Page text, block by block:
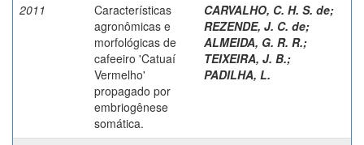
2011
Características
agronômicas e
morfológicas de
cafeeiro 'Catuaí
Vermelho'
propagado por
embriogênese
somática.
CARVALHO, C. H. S. de;
REZENDE, J. C. de;
ALMEIDA, G. R. R.;
TEIXEIRA, J. B.;
PADILHA, L.